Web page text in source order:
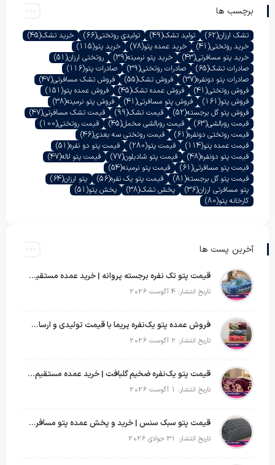
برچسب ها
تشک ارزان(62) تولید تشک(49) تولیدی روتختی(66) خرید تشک(45)
خرید روتختی(41) خرید عمده پتو(78) خرید پتو(115)
خرید پتو مسافرتی(43) خرید پتو نرمینه(39) روتختی ارزان(51)
صادرات تشک(65) صادرات روتختی(39) صادرات پتو(116)
صادرات پتو دونفره(37) فروش تشک(55) فروش تشک مسافرتی(47)
فروش روتختی(41) فروش عمده تشک(45) فروش عمده پتو(151)
فروش پتو(161) فروش پتو مسافرتی(41) فروش پتو نرمینه(38)
فروش پتو گل برجسته(52) قیمت تشک(99) قیمت تشک مسافرتی(47)
قیمت روبالشی(63) قیمت روبالشی مخمل(45) قیمت روتختی(100)
قیمت روتختی دونفره(61) قیمت روتختی سه بعدی(46)
قیمت عمده پتو(114) قیمت پتو(280) قیمت پتو دو نفره(51)
قیمت پتو دونفره(48) قیمت پتو شادیلون(77) قیمت پتو لاله(47)
قیمت پتو مسافرتی(61) قیمت پتو نرمینه(54)
قیمت پتو گل برجسته(81) قیمت پتو یک نفره(56) پتو ارزان(64)
پتو مسافرتی ارزان(36) پخش تشک(38) پخش پتو(51)
کارخانه پتو(80)
آخرین پست ها
قیمت پتو تک نفره برجسته پروانه | خرید عمده مستقیم با بهترین قیمت بازار
تاریخ انتشار: 4 آگوست 2026
فروش عمده پتو یک‌نفره پریما با قیمت تولیدی و ارسال به سراسر کشور
تاریخ انتشار: 2 آگوست 2026
قیمت پتو یک‌نفره ضخیم گلبافت | خرید عمده مستقیم با بهترین قیمت
تاریخ انتشار: 1 آگوست 2026
قیمت پتو سبک سنس | خرید و پخش عمده پتو مسافرتی Sense
تاریخ انتشار: 31 جولای 2026